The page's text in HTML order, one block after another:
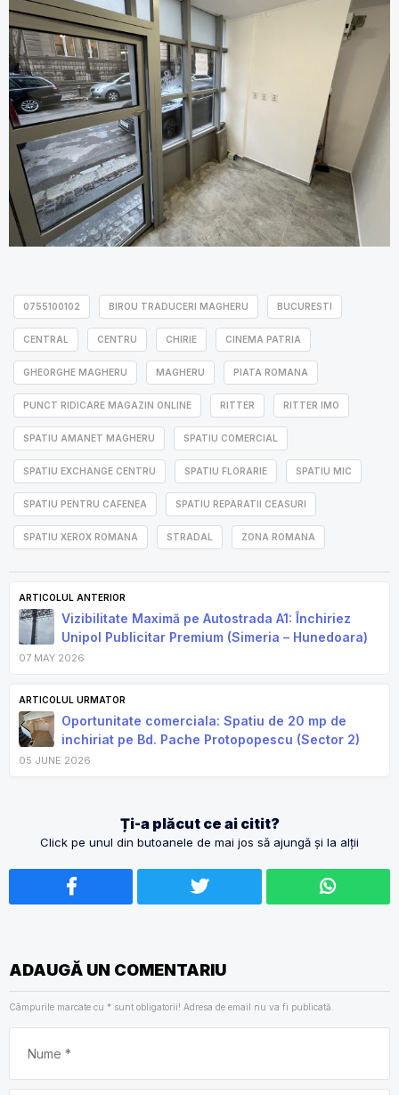
0755100102 BIROU TRADUCERI MAGHERU BUCURESTI
CENTRAL CENTRU CHIRIE CINEMA PATRIA
GHEORGHE MAGHERU MAGHERU PIATA ROMANA
PUNCT RIDICARE MAGAZIN ONLINE RITTER RITTER IMO
SPATIU AMANET MAGHERU SPATIU COMERCIAL
SPATIU EXCHANGE CENTRU SPATIU FLORARIE SPATIU MIC
SPATIU PENTRU CAFENEA SPATIU REPARATII CEASURI
SPATIU XEROX ROMANA STRADAL ZONA ROMANA
ARTICOLUL ANTERIOR
Vizibilitate Maximă pe Autostrada A1: Închiriez
Unipol Publicitar Premium (Simeria – Hunedoara)
07 MAY 2026
ARTICOLUL URMATOR
Oportunitate comerciala: Spatiu de 20 mp de
inchiriat pe Bd. Pache Protopopescu (Sector 2)
05 JUNE 2026
Ți-a plăcut ce ai citit?
Click pe unul din butoanele de mai jos să ajungă și la alții
ADAUGĂ UN COMENTARIU
Câmpurile marcate cu * sunt obligatorii! Adresa de email nu va fi publicată.